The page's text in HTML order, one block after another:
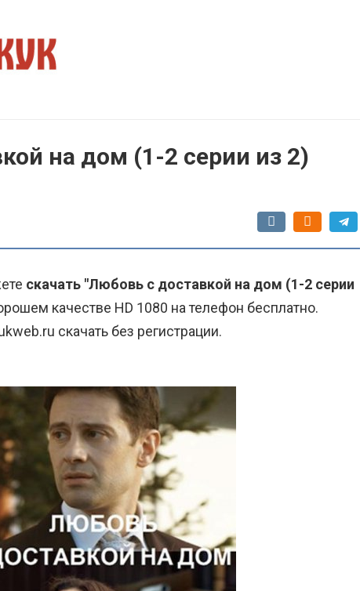
на дом (1-2 серии из 2)
скачать "Любовь с доставкой на дом (1-2 серии
качестве HD 1080 на телефон бесплатно.
скачать без регистрации.